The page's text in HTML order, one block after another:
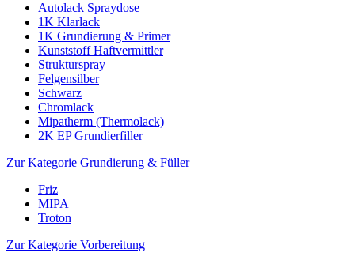
Autolack Spraydose
1K Klarlack
1K Grundierung & Primer
Kunststoff Haftvermittler
Strukturspray
Felgensilber
Schwarz
Chromlack
Mipatherm (Thermolack)
2K EP Grundierfiller
Zur Kategorie Grundierung & Füller
Friz
MIPA
Troton
Zur Kategorie Vorbereitung